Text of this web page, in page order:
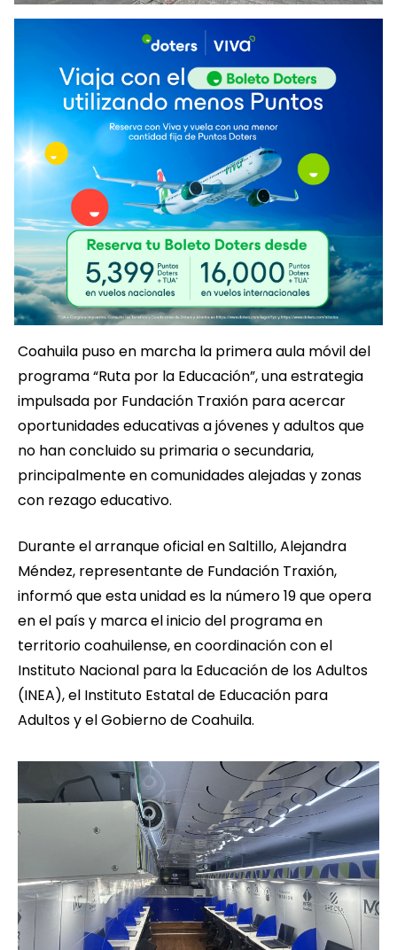
Coahuila puso en marcha la primera aula móvil del
programa “Ruta por la Educación”, una estrategia
impulsada por Fundación Traxión para acercar
oportunidades educativas a jóvenes y adultos que
no han concluido su primaria o secundaria,
principalmente en comunidades alejadas y zonas
con rezago educativo.
Durante el arranque oficial en Saltillo, Alejandra
Méndez, representante de Fundación Traxión,
informó que esta unidad es la número 19 que opera
en el país y marca el inicio del programa en
territorio coahuilense, en coordinación con el
Instituto Nacional para la Educación de los Adultos
(INEA), el Instituto Estatal de Educación para
Adultos y el Gobierno de Coahuila.